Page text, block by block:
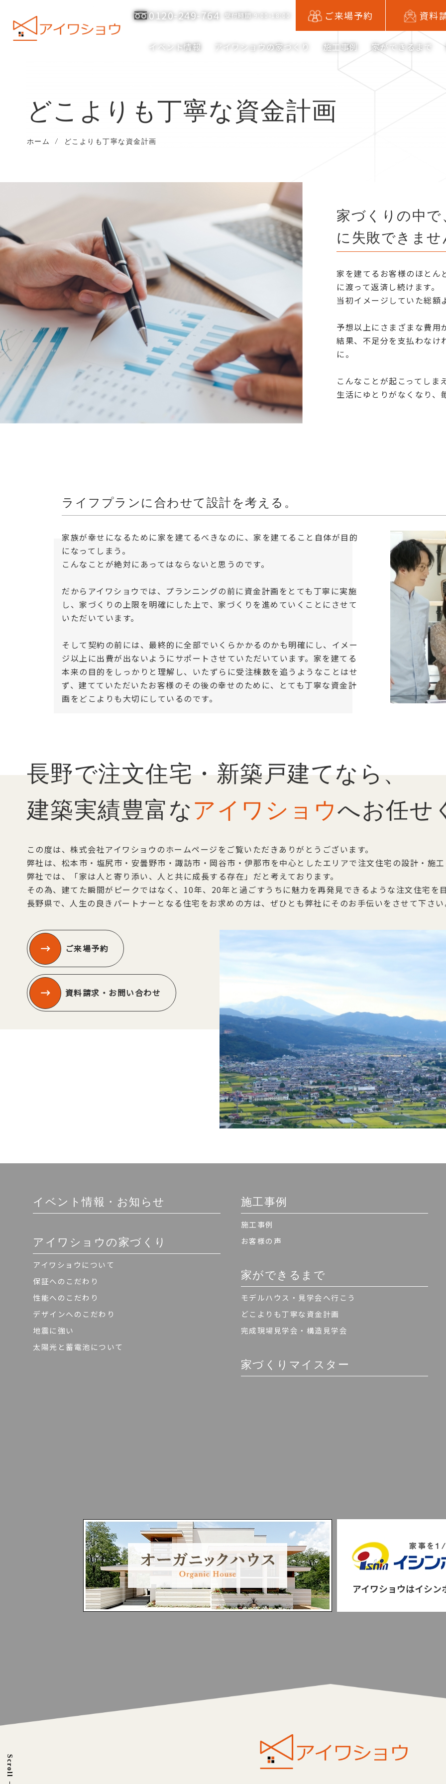
0120-249-764 受付時間 9:00-18:00 ご来場予約 資料
イベント情報 アイワショウの家づくり 施工事例 家ができるまで
どこよりも丁寧な資金計画
ホーム / どこよりも丁寧な資金計画
家づくりの中
に失敗できま
家を建てるお客様のほとん
に渡って返済し続けます。
当初イメージしていた総額
予想以上にさまざまな費用
結果、不足分を支払わなけ
に。
こんなことが起こってしま
生活にゆとりがなくなり、
ライフプランに合わせて設計を考える。
家族が幸せになるために家を建てるべきなのに、家を建てること自体が目的
になってしまう。
こんなことが絶対にあってはならないと思うのです。
だからアイワショウでは、プランニングの前に資金計画をとても丁寧に実施
し、家づくりの上限を明確にした上で、家づくりを進めていくことにさせて
いただいています。
そして契約の前には、最終的に全部でいくらかかるのかも明確にし、イメー
ジ以上に出費が出ないようにサポートさせていただいています。家を建てる
本来の目的をしっかりと理解し、いたずらに受注棟数を追うようなことはせ
ず、建てていただいたお客様のその後の幸せのために、とても丁寧な資金計
画をどこよりも大切にしているのです。
長野で注文住宅・新築戸建てなら、
建築実績豊富なアイワショウへお任せ
この度は、株式会社アイワショウのホームページをご覧いただきありがとうございます。
弊社は、松本市・塩尻市・安曇野市・諏訪市・岡谷市・伊那市を中心としたエリアで注文住宅の設計・施
弊社では、「家は人と寄り添い、人と共に成長する存在」だと考えております。
その為、建てた瞬間がピークではなく、10年、20年と過ごすうちに魅力を再発見できるような注文住宅を
長野県で、人生の良きパートナーとなる住宅をお求めの方は、ぜひとも弊社にそのお手伝いをさせて下さ
ご来場予約
資料請求・お問い合わせ
Scroll
イベント情報・お知らせ
アイワショウの家づくり
アイワショウについて
保証へのこだわり
性能へのこだわり
デザインへのこだわり
地震に強い
太陽光と蓄電池について
施工事例
施工事例
お客様の声
家ができるまで
モデルハウス・見学会へ行こう
どこよりも丁寧な資金計画
完成現場見学会・構造見学会
家づくりマイスター